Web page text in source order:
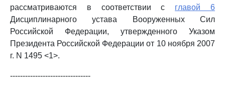
рассматриваются в соответствии с главой 6
Дисциплинарного устава Вооруженных Сил
Российской Федерации, утвержденного Указом
Президента Российской Федерации от 10 ноября 2007
г. N 1495 <1>.
--------------------------------